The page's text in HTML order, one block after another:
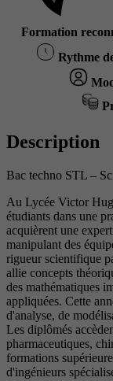
Formation
Rythme
Description
Bac techno STL –
Au Lycée Victor
étudiants dans une
acquièrent une
manipulant des
rigueur scientifique
allie concepts
des mathématiques
appliquées. Cette
d'analyse, de
Les diplômés
pharmaceutiques,
formations
d'ingénieurs